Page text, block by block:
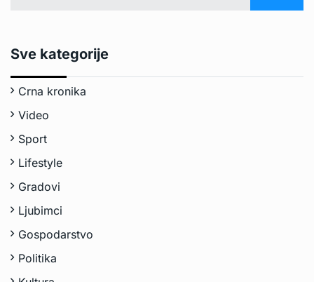
Sve kategorije
Crna kronika
Video
Sport
Lifestyle
Gradovi
Ljubimci
Gospodarstvo
Politika